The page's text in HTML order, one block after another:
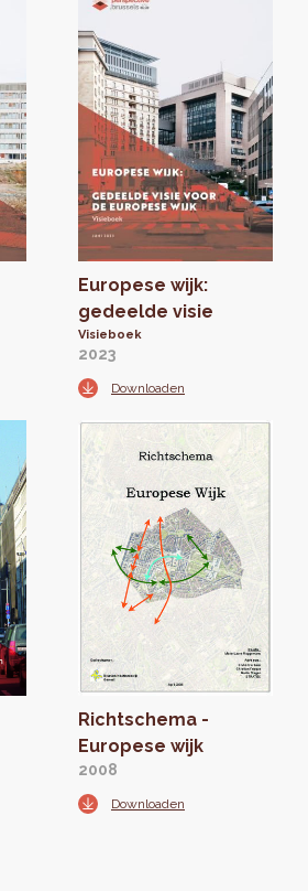
Europese wijk:
gedeelde visie
Visieboek
2023
Downloaden
Richtschema -
Europese wijk
2008
Downloaden